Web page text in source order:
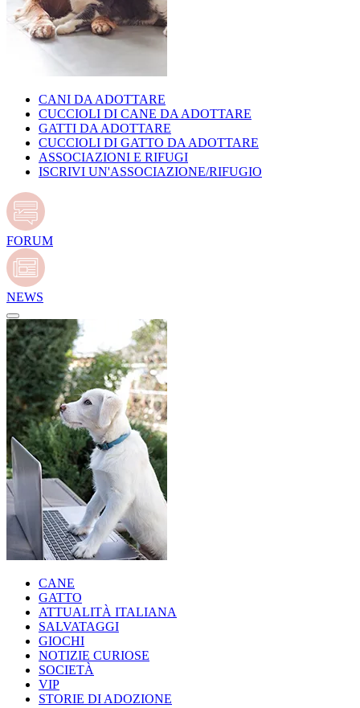
CANI DA ADOTTARE
CUCCIOLI DI CANE DA ADOTTARE
GATTI DA ADOTTARE
CUCCIOLI DI GATTO DA ADOTTARE
ASSOCIAZIONI E RIFUGI
ISCRIVI UN'ASSOCIAZIONE/RIFUGIO
FORUM
NEWS
CANE
GATTO
ATTUALITÀ ITALIANA
SALVATAGGI
GIOCHI
NOTIZIE CURIOSE
SOCIETÀ
VIP
STORIE DI ADOZIONE